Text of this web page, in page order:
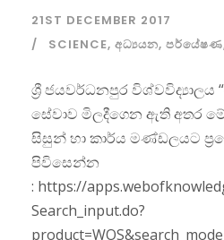
21ST DECEMBER 2017
SCIENCE, අධ්‍යයන, පර්යේෂණ
ශ්‍රී ජයවර්ධනපුර විශ්වවිද්‍යාලය
සේවාව මිලදීගෙන ඇති අතර
සිසුන් හා කාර්ය මණ්ඩලයට
පිවිසෙන්න
: https://
Search_input.do?